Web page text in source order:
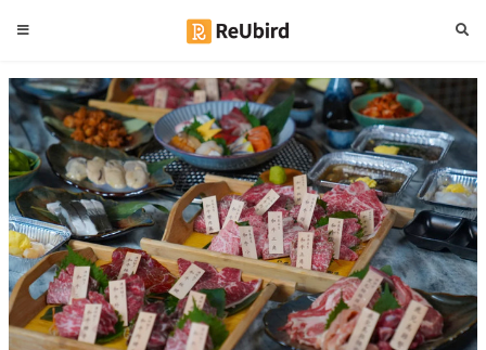
繁
中
EN
登
入
註
冊
生
日
#
拍
拖
好
去
處
#
室